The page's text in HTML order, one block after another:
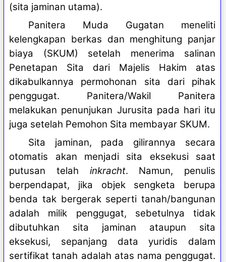
(sita jaminan utama).
Panitera Muda Gugatan meneliti
kelengkapan berkas dan menghitung panjar
biaya (SKUM) setelah menerima salinan
Penetapan Sita dari Majelis Hakim atas
dikabulkannya permohonan sita dari pihak
penggugat. Panitera/Wakil Panitera
melakukan penunjukan Jurusita pada hari itu
juga setelah Pemohon Sita membayar SKUM.
Sita jaminan, pada gilirannya secara
otomatis akan menjadi sita eksekusi saat
putusan telah inkracht. Namun, penulis
berpendapat, jika objek sengketa berupa
benda tak bergerak seperti tanah/bangunan
adalah milik penggugat, sebetulnya tidak
dibutuhkan sita jaminan ataupun sita
eksekusi, sepanjang data yuridis dalam
sertifikat tanah adalah atas nama penggugat.